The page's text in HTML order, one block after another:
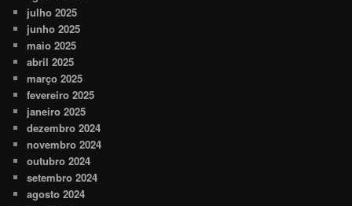
julho 2025
junho 2025
maio 2025
abril 2025
março 2025
fevereiro 2025
janeiro 2025
dezembro 2024
novembro 2024
outubro 2024
setembro 2024
agosto 2024